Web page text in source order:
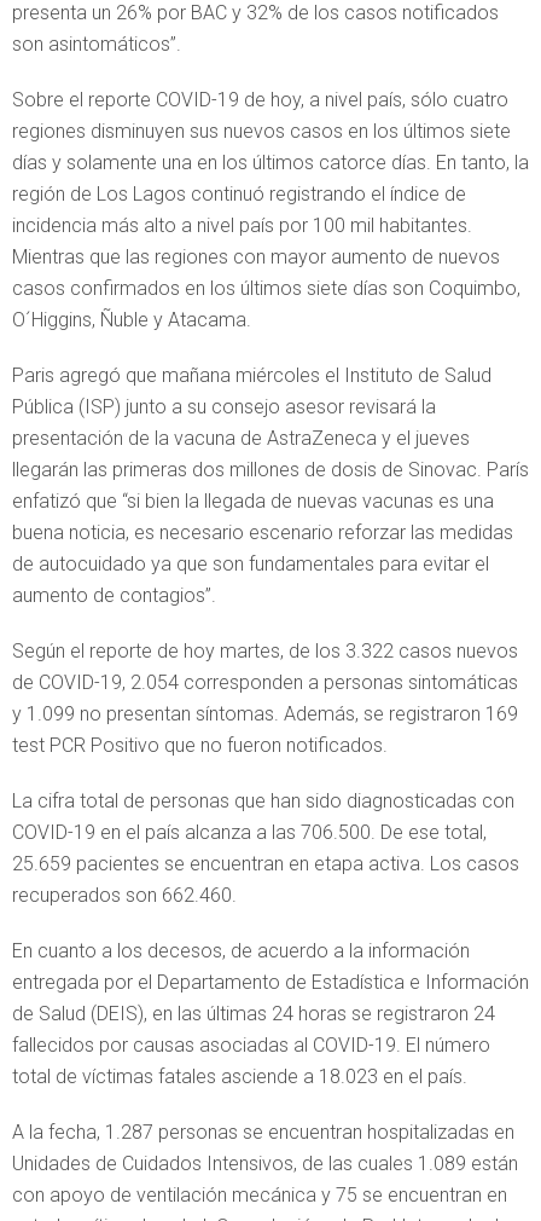
presenta un 26% por BAC y 32% de los casos notificados
son asintomáticos”.
Sobre el reporte COVID-19 de hoy, a nivel país, sólo cuatro
regiones disminuyen sus nuevos casos en los últimos siete
días y solamente una en los últimos catorce días. En tanto, la
región de Los Lagos continuó registrando el índice de
incidencia más alto a nivel país por 100 mil habitantes.
Mientras que las regiones con mayor aumento de nuevos
casos confirmados en los últimos siete días son Coquimbo,
O´Higgins, Ñuble y Atacama.
Paris agregó que mañana miércoles el Instituto de Salud
Pública (ISP) junto a su consejo asesor revisará la
presentación de la vacuna de AstraZeneca y el jueves
llegarán las primeras dos millones de dosis de Sinovac. París
enfatizó que “si bien la llegada de nuevas vacunas es una
buena noticia, es necesario escenario reforzar las medidas
de autocuidado ya que son fundamentales para evitar el
aumento de contagios”.
Según el reporte de hoy martes, de los 3.322 casos nuevos
de COVID-19, 2.054 corresponden a personas sintomáticas
y 1.099 no presentan síntomas. Además, se registraron 169
test PCR Positivo que no fueron notificados.
La cifra total de personas que han sido diagnosticadas con
COVID-19 en el país alcanza a las 706.500. De ese total,
25.659 pacientes se encuentran en etapa activa. Los casos
recuperados son 662.460.
En cuanto a los decesos, de acuerdo a la información
entregada por el Departamento de Estadística e Información
de Salud (DEIS), en las últimas 24 horas se registraron 24
fallecidos por causas asociadas al COVID-19. El número
total de víctimas fatales asciende a 18.023 en el país.
A la fecha, 1.287 personas se encuentran hospitalizadas en
Unidades de Cuidados Intensivos, de las cuales 1.089 están
con apoyo de ventilación mecánica y 75 se encuentran en